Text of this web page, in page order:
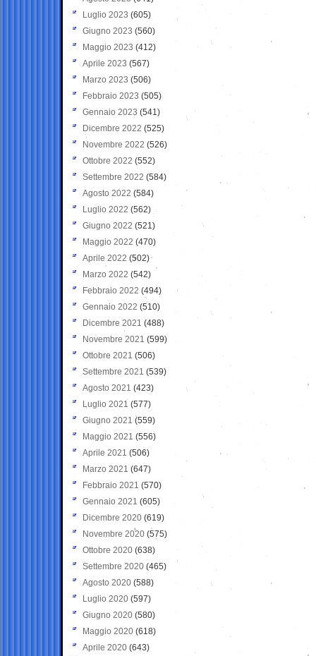
Luglio 2023 (605)
Giugno 2023 (560)
Maggio 2023 (412)
Aprile 2023 (567)
Marzo 2023 (506)
Febbraio 2023 (505)
Gennaio 2023 (541)
Dicembre 2022 (525)
Novembre 2022 (526)
Ottobre 2022 (552)
Settembre 2022 (584)
Agosto 2022 (584)
Luglio 2022 (562)
Giugno 2022 (521)
Maggio 2022 (470)
Aprile 2022 (502)
Marzo 2022 (542)
Febbraio 2022 (494)
Gennaio 2022 (510)
Dicembre 2021 (488)
Novembre 2021 (599)
Ottobre 2021 (506)
Settembre 2021 (539)
Agosto 2021 (423)
Luglio 2021 (577)
Giugno 2021(559)
Maggio 2021 (556)
Aprile 2021 (506)
Marzo 2021 (647)
Febbraio 2021 (570)
Gennaio 2021 (605)
Dicembre 2020 (619)
Novembre 2020 (575)
Ottobre 2020 (638)
Settembre 2020(465)
Agosto 2020 (588)
Luglio 2020 (597)
Giugno 2020 (580)
Maggio 2020 (618)
Aprile 2020 (643)